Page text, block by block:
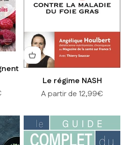
Le régime NASH
Prix de vente
A partir de 12,99€